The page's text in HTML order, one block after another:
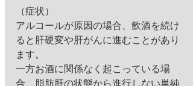
（症状）
アルコールが原因の場合、飲酒を続け
ると肝硬変や肝がんに進むことがあり
ます。
一方お酒に関係なく起こっている場
合、脂肪肝の状態から進行しない単純